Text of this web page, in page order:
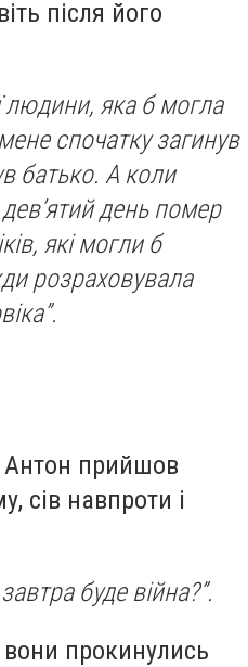
після його
людини, яка б могла
спочатку загинув
батько. А коли
день помер
які могли б
розраховувала
Антон прийшов
сів навпроти і
буде війна?”.
прокинулись